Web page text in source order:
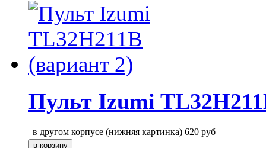
Пульт Izumi
в другом корпусе (нижняя картинка) 620 руб